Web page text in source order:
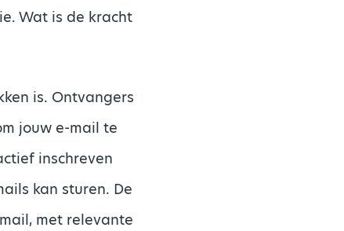
Wat is de kracht
is. Ontvangers
jouw e-mail te
inschreven
kan sturen. De
met relevante